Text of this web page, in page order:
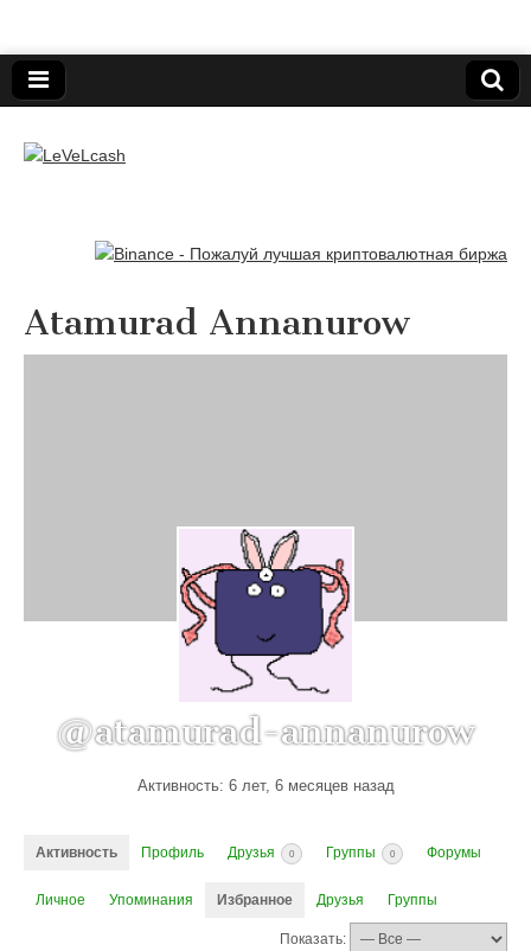
LeVeLcash
Atamurad Annanurow
@atamurad-annanurow
Активность: 6 лет, 6 месяцев назад
Активность Профиль Друзья 0 Группы 0 Форумы
Личное Упоминания Избранное Друзья Группы
Показать: